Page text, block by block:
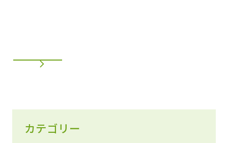
に写すだけの授業では無くなり、授業の中であ
なっています。 『自分の考えを出す、表現でき
カテゴリー